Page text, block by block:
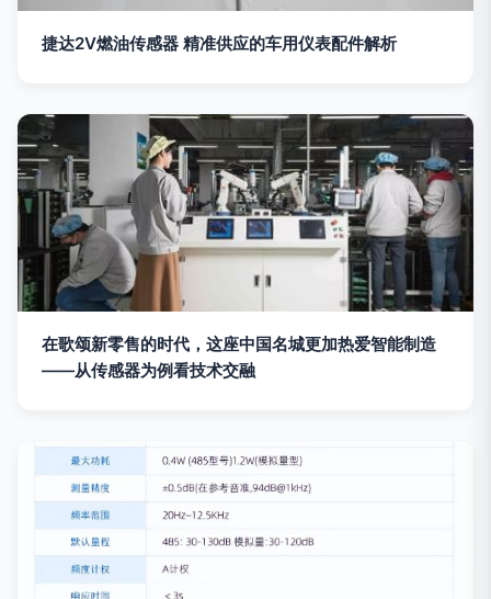
捷达2V燃油传感器 精准供应的车用仪表配件解析
在歌颂新零售的时代，这座中国名城更加热爱智能制造
——从传感器为例看技术交融